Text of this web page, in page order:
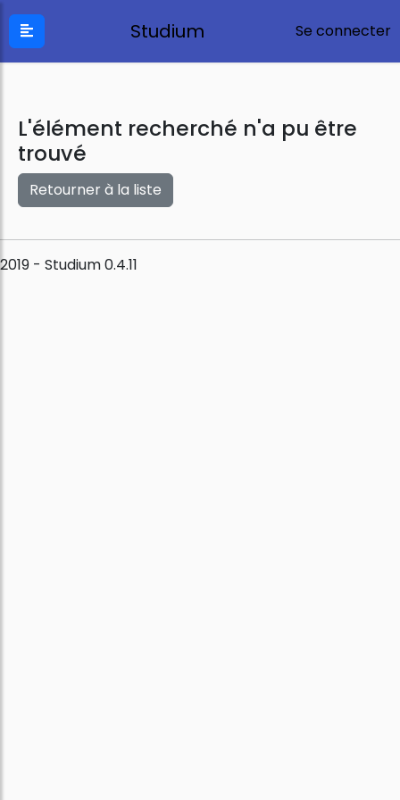
Studium Se connecter
L'élément recherché n'a pu être
trouvé
Retourner à la liste
2019 - Studium 0.4.11